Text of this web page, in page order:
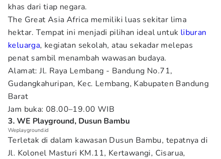
khas dari tiap negara.
The Great Asia Africa memiliki luas sekitar lima
hektar. Tempat ini menjadi pilihan ideal untuk liburan
keluarga, kegiatan sekolah, atau sekadar melepas
penat sambil menambah wawasan budaya.
Alamat: Jl. Raya Lembang - Bandung No.71,
Gudangkahuripan, Kec. Lembang, Kabupaten Bandung
Barat
Jam buka: 08.00–19.00 WIB
3. WE Playground, Dusun Bambu
Weplayground.id
Terletak di dalam kawasan Dusun Bambu, tepatnya di
Jl. Kolonel Masturi KM.11, Kertawangi, Cisarua,